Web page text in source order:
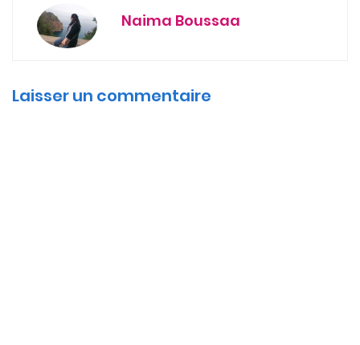
Naima Boussaa
Laisser un commentaire